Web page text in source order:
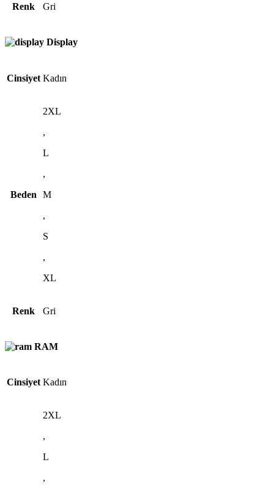
Renk Gri
Display
Cinsiyet Kadın
Beden
2XL
,
L
,
M
,
S
,
XL
Renk Gri
RAM
Cinsiyet Kadın
2XL
,
L
,